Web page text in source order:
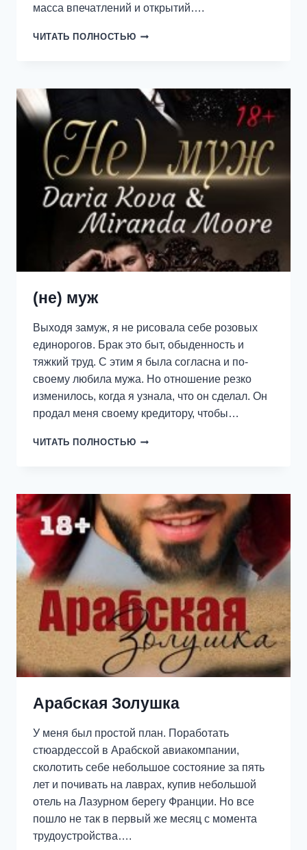
масса впечатлений и открытий….
ЧИТАТЬ ПОЛНОСТЬЮ ДНЕВНИКИ
(не) муж
Выходя замуж, я не рисовала себе розовых
единорогов. Брак это быт, обыденность и
тяжкий труд. С этим я была согласна и по-
своему любила мужа. Но отношение резко
изменилось, когда я узнала, что он сделал. Он
продал меня своему кредитору, чтобы…
ЧИТАТЬ ПОЛНОСТЬЮ (НЕ)
Арабская Золушка
У меня был простой план. Поработать
стюардессой в Арабской авиакомпании,
сколотить себе небольшое состояние за пять
лет и почивать на лаврах, купив небольшой
отель на Лазурном берегу Франции. Но все
пошло не так в первый же месяц с момента
трудоустройства….